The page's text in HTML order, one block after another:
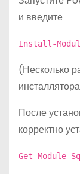
и введите
Install-
(Несколько
После
корректно
Get-Module